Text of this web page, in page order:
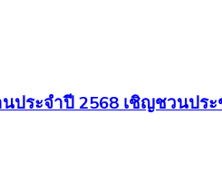
นประจำปี 2568 เชิญชวนป